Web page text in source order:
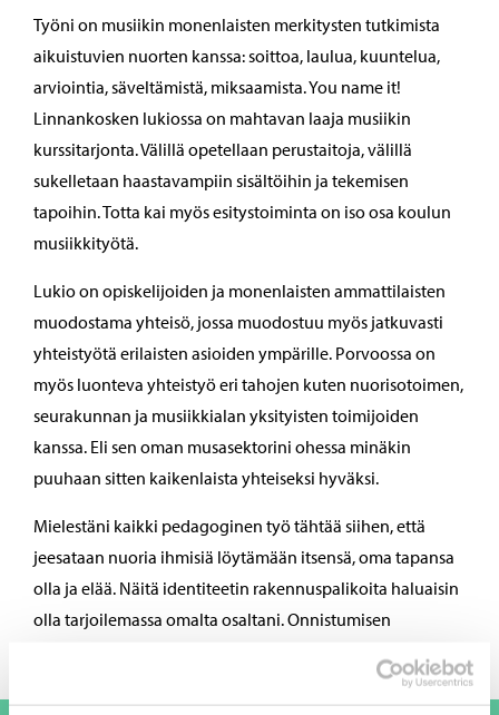
Työni on musiikin monenlaisten merkitysten tutkimista
aikuistuvien nuorten kanssa: soittoa, laulua, kuuntelua,
arviointia, säveltämistä, miksaamista. You name it!
Linnankosken lukiossa on mahtavan laaja musiikin
kurssitarjonta. Välillä opetellaan perustaitoja, välillä
sukelletaan haastavampiin sisältöihin ja tekemisen
tapoihin. Totta kai myös esitystoiminta on iso osa koulun
musiikkityötä.
Lukio on opiskelijoiden ja monenlaisten ammattilaisten
muodostama yhteisö, jossa muodostuu myös jatkuvasti
yhteistyötä erilaisten asioiden ympärille. Porvoossa on
myös luonteva yhteistyö eri tahojen kuten nuorisotoimen,
seurakunnan ja musiikkialan yksityisten toimijoiden
kanssa. Eli sen oman musasektorini ohessa minäkin
puuhaan sitten kaikenlaista yhteiseksi hyväksi.
Mielestäni kaikki pedagoginen työ tähtää siihen, että
jeesataan nuoria ihmisiä löytämään itsensä, oma tapansa
olla ja elää. Näitä identiteetin rakennuspalikoita haluaisin
olla tarjoilemassa omalta osaltani. Onnistumisen